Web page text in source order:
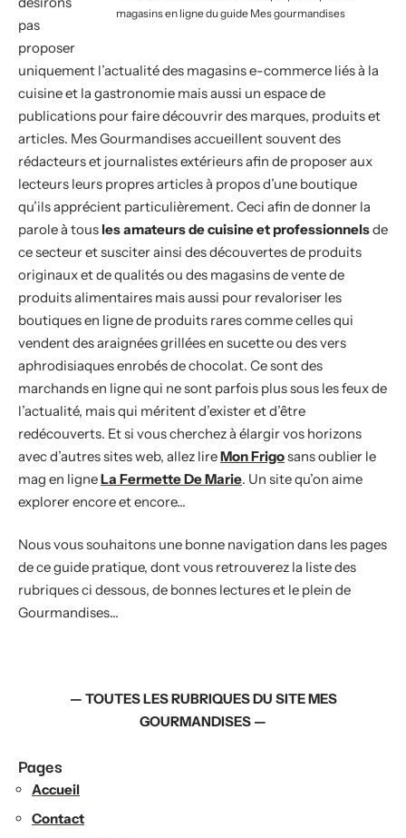
magasins en ligne du guide Mes gourmandises
pas
proposer
uniquement l’actualité des magasins e-commerce liés à la
cuisine et la gastronomie mais aussi un espace de
publications pour faire découvrir des marques, produits et
articles. Mes Gourmandises accueillent souvent des
rédacteurs et journalistes extérieurs afin de proposer aux
lecteurs leurs propres articles à propos d’une boutique
qu’ils apprécient particulièrement. Ceci afin de donner la
parole à tous les amateurs de cuisine et professionnelsde
ce secteur et susciter ainsi des découvertes de produits
originaux et de qualités ou des magasins de vente de
produits alimentaires mais aussi pour revaloriser les
boutiques en ligne de produits rares comme celles qui
vendent des araignées grillées en sucette ou des vers
aphrodisiaques enrobés de chocolat. Ce sont des
marchands en ligne qui ne sont parfois plus sous les feux de
l’actualité, mais qui méritent d’exister et d’être
redécouverts. Et si vous cherchez à élargir vos horizons
avec d’autres sites web, allez lireMon Frigosans oublier le
mag en ligneLa Fermette De Marie. Un site qu’on aime
explorer encore et encore…
Nous vous souhaitons une bonne navigation dans les pages
de ce guide pratique, dont vous retrouverez la liste des
rubriques ci dessous, de bonnes lectures et le plein de
Gourmandises…
— TOUTES LES RUBRIQUES DU SITE MES
GOURMANDISES —
Pages
Accueil
Contact